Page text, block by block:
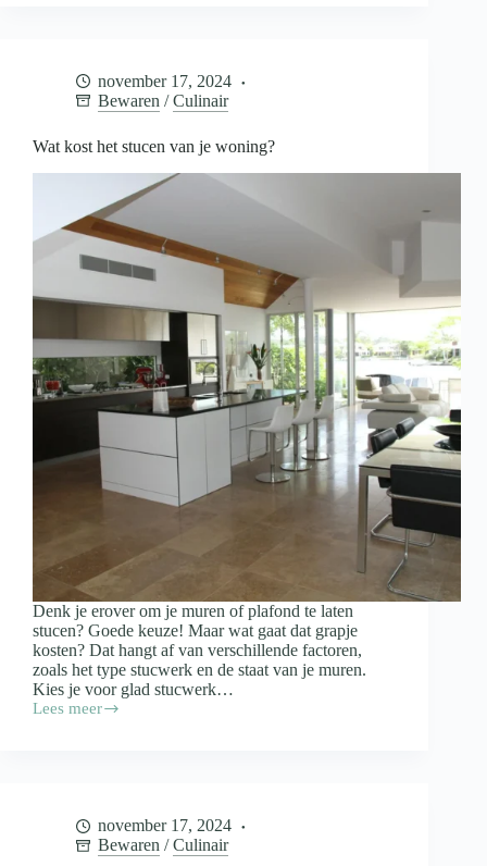
november 17, 2024
Bewaren /Culinair
Wat kost het stucen van je woning?
Denk je erover om je muren of plafond te laten
stucen? Goede keuze! Maar wat gaat dat grapje
kosten? Dat hangt af van verschillende factoren,
zoals het type stucwerk en de staat van je muren.
Kies je voor glad stucwerk…
Lees meer
Wat
woning? november 17, 2024
Bewaren /Culinair